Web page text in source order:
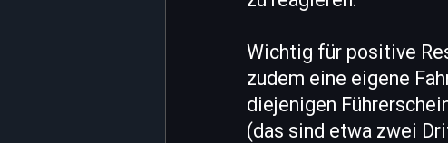
Wichtig für positive
zudem eine eigene
diejenigen
(das sind etwa zwei